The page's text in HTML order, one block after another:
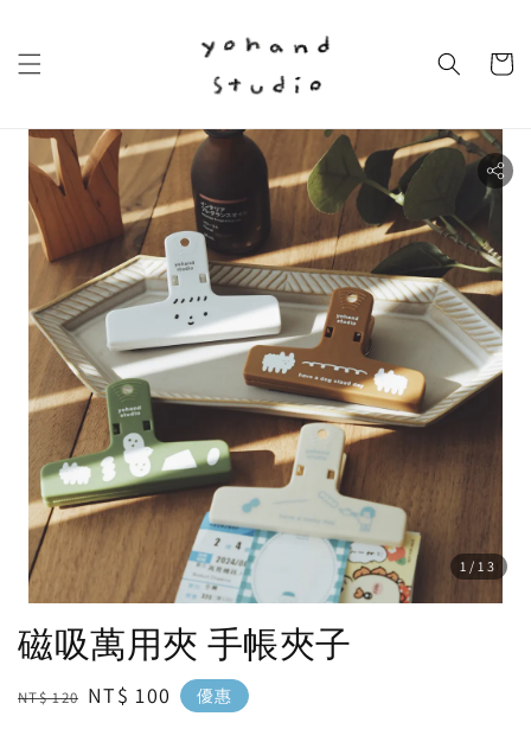
1 /13
磁吸萬用夾 手帳夾子
Regular
NT$ 120 Sale
NT$ 100 優惠